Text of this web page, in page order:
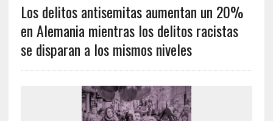
Los delitos antisemitas aumentan un 20%
en Alemania mientras los delitos racistas
se disparan a los mismos niveles